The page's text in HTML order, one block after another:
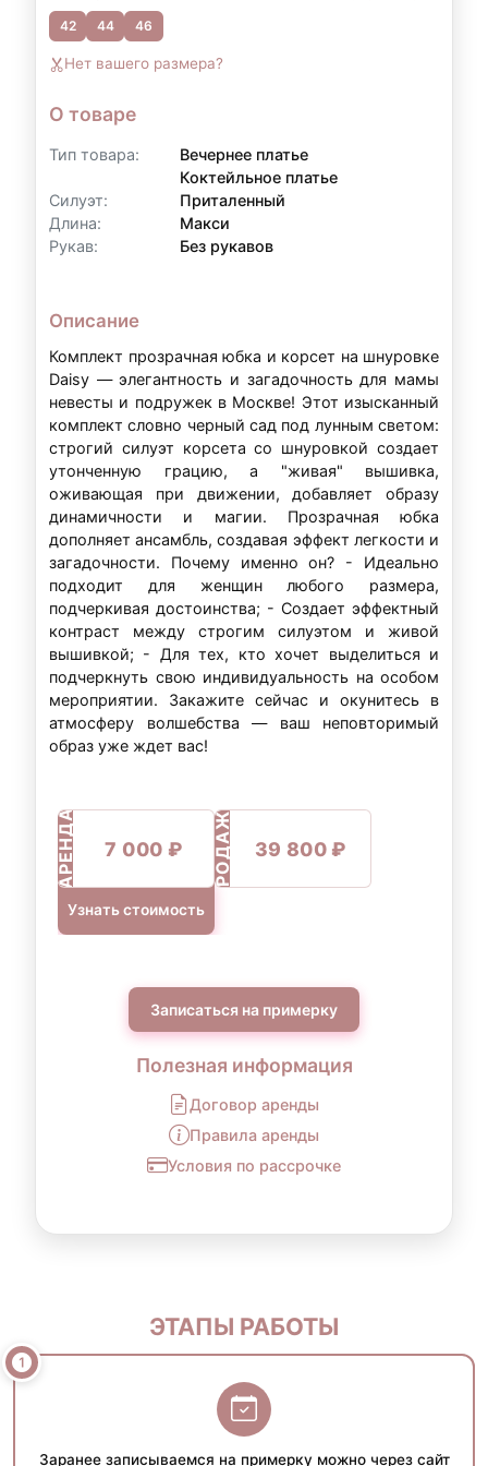
42 44 46
Нет вашего размера?
О товаре
Тип товара:
Вечернее платье
Коктейльное платье
Силуэт:
Приталенный
Длина:
Макси
Рукав:
Без рукавов
Описание
Комплект прозрачная юбка и корсет на шнуровке
Daisy — элегантность и загадочность для мамы
невесты и подружек в Москве! Этот изысканный
комплект словно черный сад под лунным светом:
строгий силуэт корсета со шнуровкой создает
утонченную грацию, а "живая" вышивка,
оживающая при движении, добавляет образу
динамичности и магии. Прозрачная юбка
дополняет ансамбль, создавая эффект легкости и
загадочности. Почему именно он? - Идеально
подходит для женщин любого размера,
подчеркивая достоинства; - Создает эффектный
контраст между строгим силуэтом и живой
вышивкой; - Для тех, кто хочет выделиться и
подчеркнуть свою индивидуальность на особом
мероприятии. Закажите сейчас и окунитесь в
атмосферу волшебства — ваш неповторимый
образ уже ждет вас!
АРЕНДА 7 000 ₽
Узнать стоимость
ПРОДАЖА 39 800 ₽
Записаться на примерку
Полезная информация
Договор аренды
Правила аренды
Условия по рассрочке
ЭТАПЫ РАБОТЫ
Заранее записываемся на примерку можно через сайт
Контакты для уточнения:
По всем вопросам, связанным с
оформлением рассрочки, вы можете
+7 (903) 718-28-15
WhatsApp:
+7 (903) 718-28-15
Режим работы:вт–вс: 11:00–20:00
Примечание:
варьироваться в зависимости от суммы аренды
и индивидуальных обстоятельств. Точные
условия уточняйте у наших менеджеров.